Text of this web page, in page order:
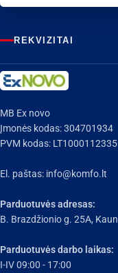
REKVIZITAI
MB Ex novo
Įmonės kodas: 304701934
PVM kodas:
El. paštas: info@komfo.lt
Parduotuvės adresas:
B. Brazdžionio g. 25A,
Parduotuvės darbo laikas:
I-IV 09:00 - 17:00